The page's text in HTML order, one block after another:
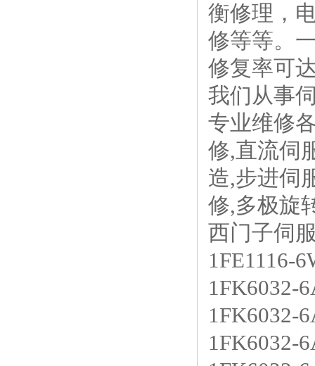
衡修理，
修等等。
修复率可
我们从事
专业维修
修,直流伺
造,步进伺
修,多极旋
西门子伺
1FE1116-
1FK6032-
1FK6032-
1FK6032-